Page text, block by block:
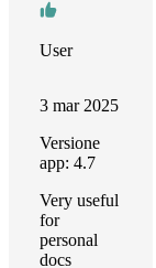
User
3 mar 2025
Versione
app: 4.7
Very useful
for
personal
docs